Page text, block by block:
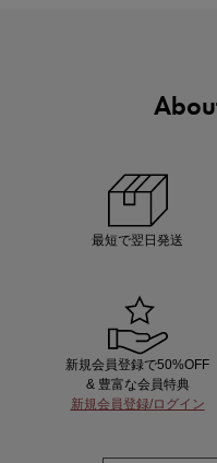
買えば買うほどお得! 最大半額クーポ
最短で翌日発送
新規会員登録で50%OFF
& 豊富な会員特典
新規会員登録/ログイン